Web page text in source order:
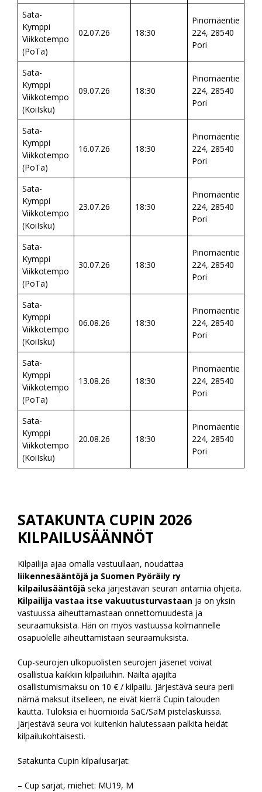
Sata-
Kymppi
Viikkotempo
(PoTa)
02.07.26 18:30
Pinomäentie
224, 28540
Pori
Sata-
Kymppi
Viikkotempo
(KoiIsku)
09.07.26 18:30
Pinomäentie
224, 28540
Pori
Sata-
Kymppi
Viikkotempo
(PoTa)
16.07.26 18:30
Pinomäentie
224, 28540
Pori
Sata-
Kymppi
Viikkotempo
(KoiIsku)
23.07.26 18:30
Pinomäentie
224, 28540
Pori
Sata-
Kymppi
Viikkotempo
(PoTa)
30.07.26 18:30
Pinomäentie
224, 28540
Pori
Sata-
Kymppi
Viikkotempo
(KoiIsku)
06.08.26 18:30
Pinomäentie
224, 28540
Pori
Sata-
Kymppi
Viikkotempo
(PoTa)
13.08.26 18:30
Pinomäentie
224, 28540
Pori
Sata-
Kymppi
Viikkotempo
(KoiIsku)
20.08.26 18:30
Pinomäentie
224, 28540
Pori
SATAKUNTA CUPIN 2026
KILPAILUSÄÄNNÖT
Kilpailija ajaa omalla vastuullaan, noudattaa
liikennesääntöjä ja Suomen Pyöräily ry
kilpailusääntöjä sekä järjestävän seuran antamia ohjeita.
Kilpailija vastaa itse vakuutusturvastaan ja on yksin
vastuussa aiheuttamastaan onnettomuudesta ja
seuraamuksista. Hän on myös vastuussa kolmannelle
osapuolelle aiheuttamistaan seuraamuksista.
Cup-seurojen ulkopuolisten seurojen jäsenet voivat
osallistua kaikkiin kilpailuihin. Näiltä ajajilta
osallistumismaksu on 10 € / kilpailu. Järjestävä seura perii
nämä maksut itselleen, ne eivät kierrä Cupin talouden
kautta. Tuloksia ei huomioida SaC/SaM pistelaskuissa.
Järjestävä seura voi kuitenkin halutessaan palkita heidät
kilpailukohtaisesti.
Satakunta Cupin kilpailusarjat:
– Cup sarjat, miehet: MU19, M